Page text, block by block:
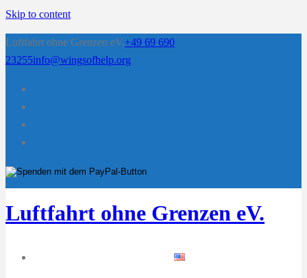
Skip to content
Luftfahrt ohne Grenzen eV.+49 69 690
23255info@wingsofhelp.org
Luftfahrt ohne Grenzen eV.